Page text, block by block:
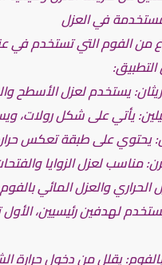
في العزل
من الفوم التي تستخدم في
يستخدم لعزل الأسطح
يأتي على شكل رولات،
يحتوي على طبقة تعكس
مناسب لعزل الزوايا
الحراري والعزل المائي بالفوم
لهدفين رئيسيين،
بالفوم: يقلل من دخول